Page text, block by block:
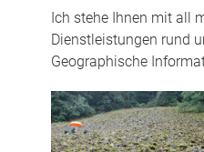
Ich stehe Ihnen mit all
Dienstleistungen rund
Geographische